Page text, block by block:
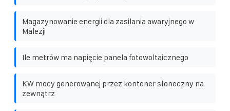
Magazynowanie energii dla zasilania awaryjnego w
Malezji
Ile metrów ma napięcie panela fotowoltaicznego
KW mocy generowanej przez kontener słoneczny na
zewnątrz